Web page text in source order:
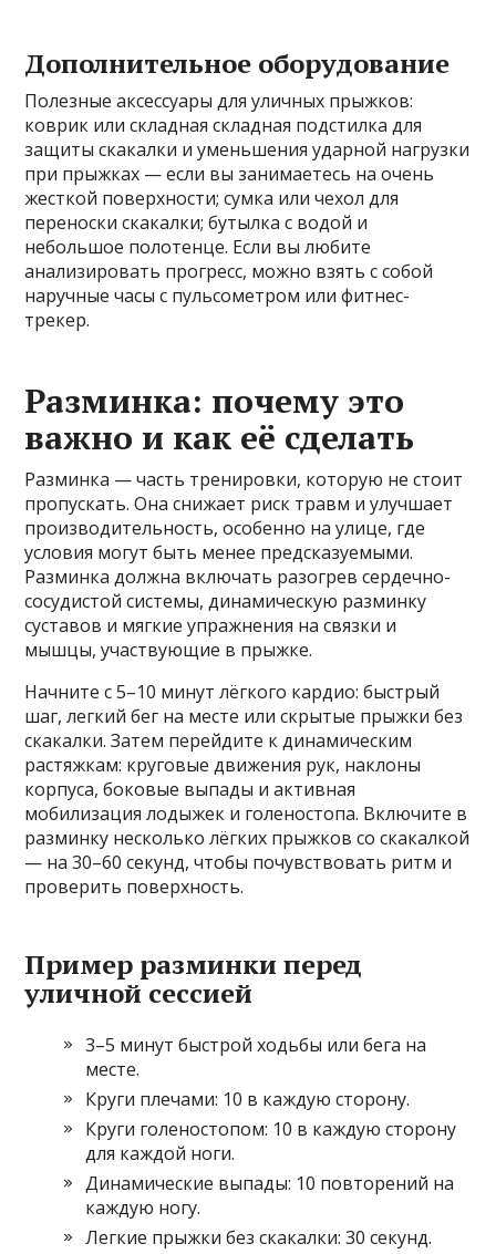
Дополнительное оборудование
Полезные аксессуары для уличных прыжков:
коврик или складная складная подстилка для
защиты скакалки и уменьшения ударной нагрузки
при прыжках — если вы занимаетесь на очень
жесткой поверхности; сумка или чехол для
переноски скакалки; бутылка с водой и
небольшое полотенце. Если вы любите
анализировать прогресс, можно взять с собой
наручные часы с пульсометром или фитнес-
трекер.
Разминка: почему это
важно и как её сделать
Разминка — часть тренировки, которую не стоит
пропускать. Она снижает риск травм и улучшает
производительность, особенно на улице, где
условия могут быть менее предсказуемыми.
Разминка должна включать разогрев сердечно-
сосудистой системы, динамическую разминку
суставов и мягкие упражнения на связки и
мышцы, участвующие в прыжке.
Начните с 5–10 минут лёгкого кардио: быстрый
шаг, легкий бег на месте или скрытые прыжки без
скакалки. Затем перейдите к динамическим
растяжкам: круговые движения рук, наклоны
корпуса, боковые выпады и активная
мобилизация лодыжек и голеностопа. Включите в
разминку несколько лёгких прыжков со скакалкой
— на 30–60 секунд, чтобы почувствовать ритм и
проверить поверхность.
Пример разминки перед
уличной сессией
3–5 минут быстрой ходьбы или бега на
месте.
Круги плечами: 10 в каждую сторону.
Круги голеностопом: 10 в каждую сторону
для каждой ноги.
Динамические выпады: 10 повторений на
каждую ногу.
Легкие прыжки без скакалки: 30 секунд.